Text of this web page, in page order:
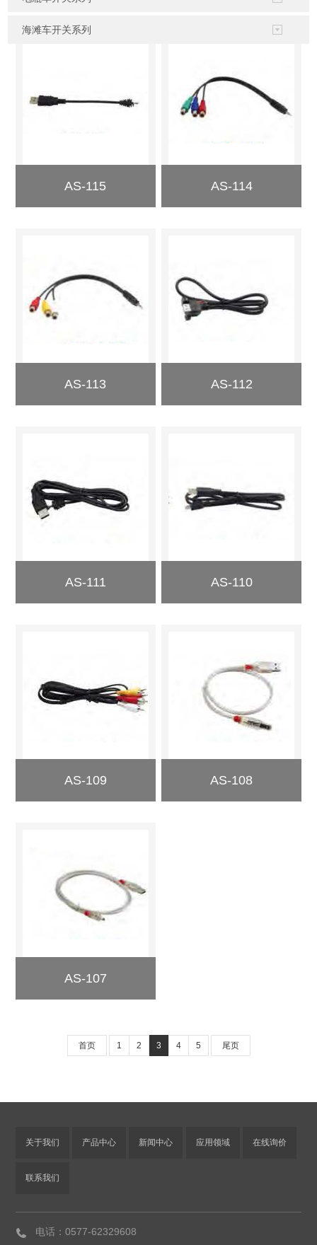
AS-115 AS-114
AS-113 AS-112
AS-111 AS-110
AS-109 AS-108
AS-107
首页 1 2 3 4 5 尾页
海滩车开关系列
关于我们 产品中心 新闻中心 应用领域 在线询价
联系我们
电话：0577-62329608